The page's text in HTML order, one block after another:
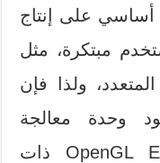
أساسي على إنتاج
مبتكرة، مثل
ولذا فإن
وحدة معالجة
رسومات من نوع OpenGL ES 2 ذات